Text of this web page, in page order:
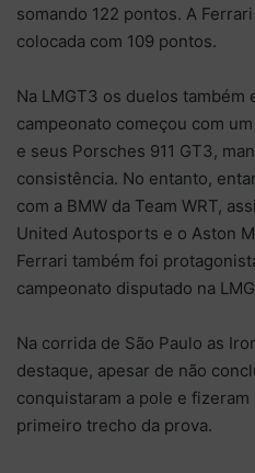
somando 122 pontos. A
colocada com 109 pontos.
Na LMGT3 os duelos também
campeonato começou com
e seus Porsches 911 GT3,
consistência. No entanto,
com a BMW da Team WRT,
United Autosports e o Aston
Ferrari também foi
campeonato disputado na
Na corrida de São Paulo as
destaque, apesar de não
conquistaram a pole e
primeiro trecho da prova.